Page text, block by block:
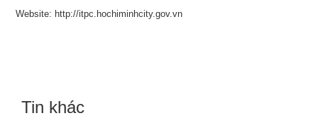
Website: http://itpc.hochiminhcity.gov.vn
Tin khác